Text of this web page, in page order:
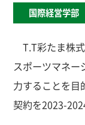
国際経営学部
T.T彩たま株
スポーツマネ
力することを目
契約を2023-